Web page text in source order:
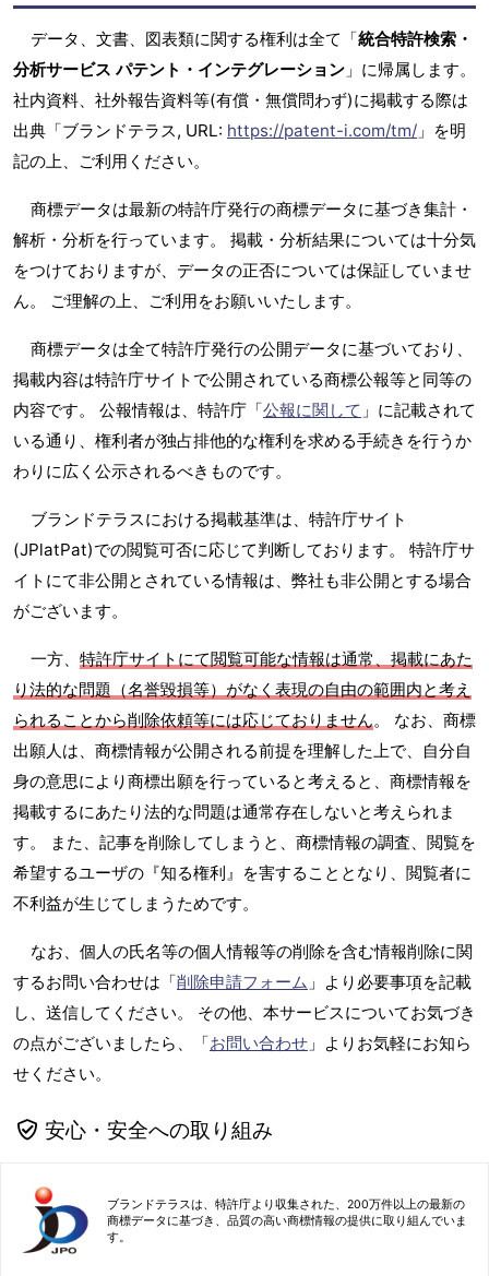
データ、文書、図表類に関する権利は全て「統合特許検索・
分析サービス パテント・インテグレーション 」に帰属します。
社内資料、社外報告資料等(有償・無償問わず)に掲載する際は
出典「ブランドテラス, URL: https://patent-i.com/tm/ 」を明
記の上、ご利用ください。
商標データは最新の特許庁発行の商標データに基づき集計・
解析・分析を行っています。 掲載・分析結果については十分気
をつけておりますが、データの正否については保証していませ
ん。 ご理解の上、ご利用をお願いいたします。
商標データは全て特許庁発行の公開データに基づいており、
掲載内容は特許庁サイトで公開されている商標公報等と同等の
内容です。 公報情報は、特許庁「公報に関して 」に記載されて
いる通り、権利者が独占排他的な権利を求める手続きを行うか
わりに広く公示されるべきものです。
ブランドテラスにおける掲載基準は、特許庁サイト
(JPlatPat)での閲覧可否に応じて判断しております。 特許庁サ
イトにて非公開とされている情報は、弊社も非公開とする場合
がございます。
一方、 特許庁サイトにて閲覧可能な情報は通常、掲載にあた
り法的な問題（名誉毀損等）がなく表現の自由の範囲内と考え
られることから削除依頼等には応じておりません。 なお、商標
出願人は、商標情報が公開される前提を理解した上で、自分自
身の意思により商標出願を行っていると考えると、商標情報を
掲載するにあたり法的な問題は通常存在しないと考えられま
す。 また、記事を削除してしまうと、商標情報の調査、閲覧を
希望するユーザの『知る権利』を害することとなり、閲覧者に
不利益が生じてしまうためです。
なお、個人の氏名等の個人情報等の削除を含む情報削除に関
するお問い合わせは「削除申請フォーム 」より必要事項を記載
し、送信してください。 その他、本サービスについてお気づき
の点がございましたら、「お問い合わせ 」よりお気軽にお知ら
せください。
安心・安全への取り組み
ブランドテラスは、特許庁より収集された、200万件以上の最新の
商標データに基づき、品質の高い商標情報の提供に取り組んでいま
す。